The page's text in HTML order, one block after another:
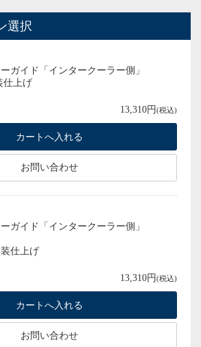
選択
ガイド「インタークーラー側」
仕上げ
13,310円(税込)
お問い合わせ
ガイド「インタークーラー側」
仕上げ
13,310円(税込)
お問い合わせ